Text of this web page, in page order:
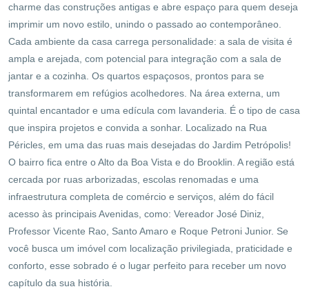
charme das construções antigas e abre espaço para quem deseja
imprimir um novo estilo, unindo o passado ao contemporâneo.
Cada ambiente da casa carrega personalidade: a sala de visita é
ampla e arejada, com potencial para integração com a sala de
jantar e a cozinha. Os quartos espaçosos, prontos para se
transformarem em refúgios acolhedores. Na área externa, um
quintal encantador e uma edícula com lavanderia. É o tipo de casa
que inspira projetos e convida a sonhar. Localizado na Rua
Péricles, em uma das ruas mais desejadas do Jardim Petrópolis!
O bairro fica entre o Alto da Boa Vista e do Brooklin. A região está
cercada por ruas arborizadas, escolas renomadas e uma
infraestrutura completa de comércio e serviços, além do fácil
acesso às principais Avenidas, como: Vereador José Diniz,
Professor Vicente Rao, Santo Amaro e Roque Petroni Junior. Se
você busca um imóvel com localização privilegiada, praticidade e
conforto, esse sobrado é o lugar perfeito para receber um novo
capítulo da sua história.